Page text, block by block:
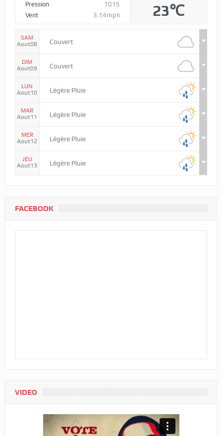
Pression
1015
Vent
3.14mph 23℃
SAM
Aout08
Couvert
DIM
Aout09
Couvert
LUN
Aout10
Légère Pluie
MAR
Aout11
Légère Pluie
MER
Aout12
Légère Pluie
JEU
Aout13
Légère Pluie
FACEBOOK
VIDEO